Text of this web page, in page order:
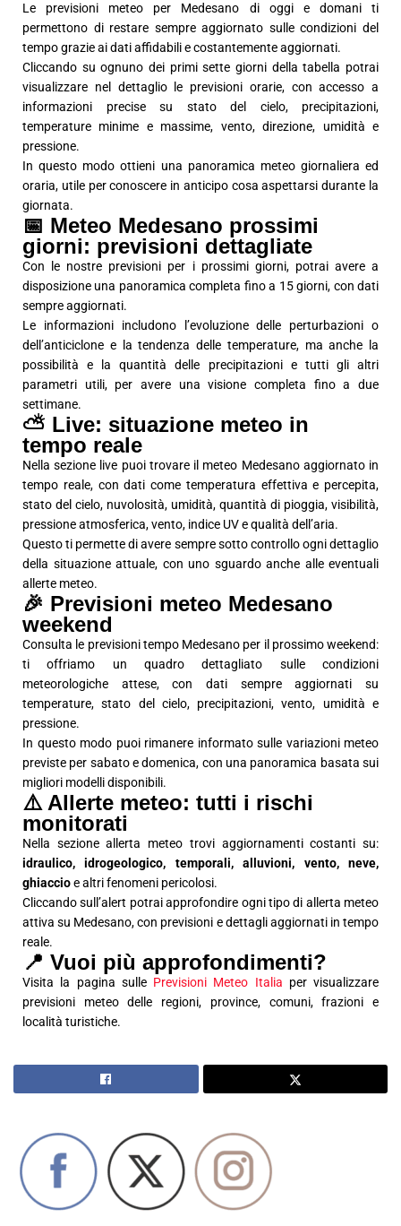
Le previsioni meteo per Medesano di oggi e domani ti
permettono di restare sempre aggiornato sulle condizioni del
tempo grazie ai dati affidabili e costantemente aggiornati.
Cliccando su ognuno dei primi sette giorni della tabella potrai
visualizzare nel dettaglio le previsioni orarie, con accesso a
informazioni precise su stato del cielo, precipitazioni,
temperature minime e massime, vento, direzione, umidità e
pressione.
In questo modo ottieni una panoramica meteo giornaliera ed
oraria, utile per conoscere in anticipo cosa aspettarsi durante la
giornata.
📅 Meteo Medesano prossimi
giorni: previsioni dettagliate
Con le nostre previsioni per i prossimi giorni, potrai avere a
disposizione una panoramica completa fino a 15 giorni, con dati
sempre aggiornati.
Le informazioni includono l’evoluzione delle perturbazioni o
dell’anticiclone e la tendenza delle temperature, ma anche la
possibilità e la quantità delle precipitazioni e tutti gli altri
parametri utili, per avere una visione completa fino a due
settimane.
⛅ Live: situazione meteo in
tempo reale
Nella sezione live puoi trovare il meteo Medesano aggiornato in
tempo reale, con dati come temperatura effettiva e percepita,
stato del cielo, nuvolosità, umidità, quantità di pioggia, visibilità,
pressione atmosferica, vento, indice UV e qualità dell’aria.
Questo ti permette di avere sempre sotto controllo ogni dettaglio
della situazione attuale, con uno sguardo anche alle eventuali
allerte meteo.
🎉 Previsioni meteo Medesano
weekend
Consulta le previsioni tempo Medesano per il prossimo weekend:
ti offriamo un quadro dettagliato sulle condizioni
meteorologiche attese, con dati sempre aggiornati su
temperature, stato del cielo, precipitazioni, vento, umidità e
pressione.
In questo modo puoi rimanere informato sulle variazioni meteo
previste per sabato e domenica, con una panoramica basata sui
migliori modelli disponibili.
⚠️ Allerte meteo: tutti i rischi
monitorati
Nella sezione allerta meteo trovi aggiornamenti costanti su:
idraulico, idrogeologico, temporali, alluvioni, vento, neve,
ghiaccioe altri fenomeni pericolosi.
Cliccando sull’alert potrai approfondire ogni tipo di allerta meteo
attiva su Medesano, con previsioni e dettagli aggiornati in tempo
reale.
📍 Vuoi più approfondimenti?
Visita la pagina sulle Previsioni Meteo Italia per visualizzare
previsioni meteo delle regioni, province, comuni, frazioni e
località turistiche.